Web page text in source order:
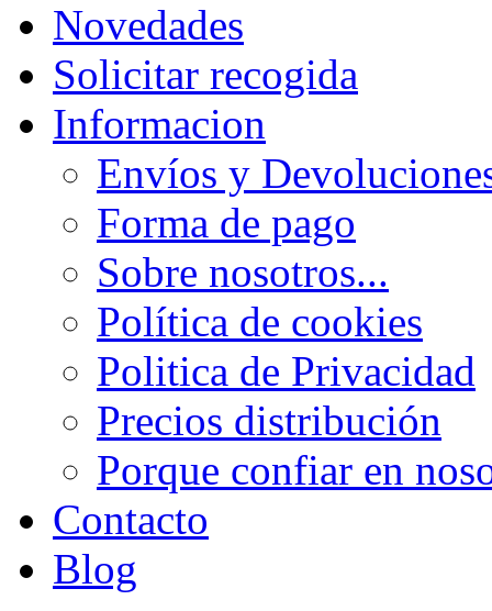
Novedades
Solicitar recogida
Informacion
Envíos y
Forma de pago
Sobre nosotros...
Política de cookies
Politica de Privacidad
Precios distribución
Porque confiar en
Contacto
Blog